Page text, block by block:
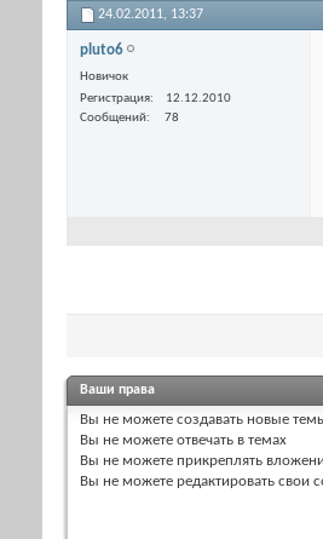
24.02.2011, 13:37
pluto6
Новичок
Регистрация
12.12.2010
Сообщений
78
Ваши права
Вы не можете создавать новые
Вы не можете отвечать в темах
Вы не можете прикреплять
Вы не можете редактировать свои